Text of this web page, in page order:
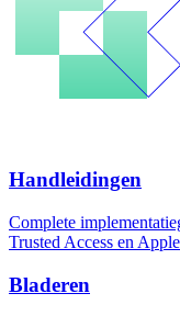
Handleidingen
Complete
Trusted Access en
Bladeren